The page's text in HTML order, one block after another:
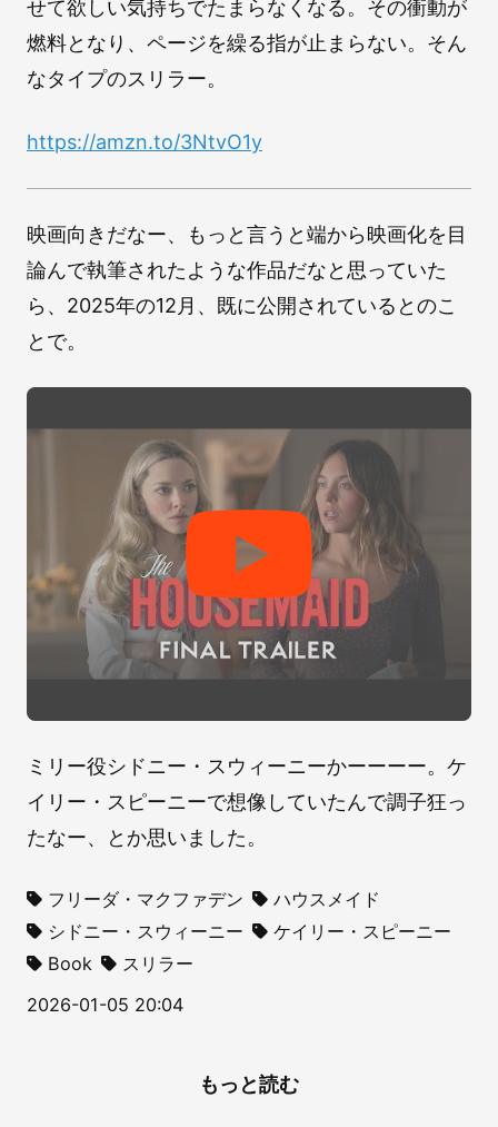
せて欲しい気持ちでたまらなくなる。その衝動が
燃料となり、ページを繰る指が止まらない。そん
なタイプのスリラー。
https://amzn.to/3NtvO1y
映画向きだなー、もっと言うと端から映画化を目
論んで執筆されたような作品だなと思っていた
ら、2025年の12月、既に公開されているとのこ
とで。
ミリー役シドニー・スウィーニーかーーーー。ケ
イリー・スピーニーで想像していたんで調子狂っ
たなー、とか思いました。
フリーダ・マクファデン
ハウスメイド
シドニー・スウィーニー
ケイリー・スピーニー
Book
スリラー
2026-01-05 20:04
もっと読む